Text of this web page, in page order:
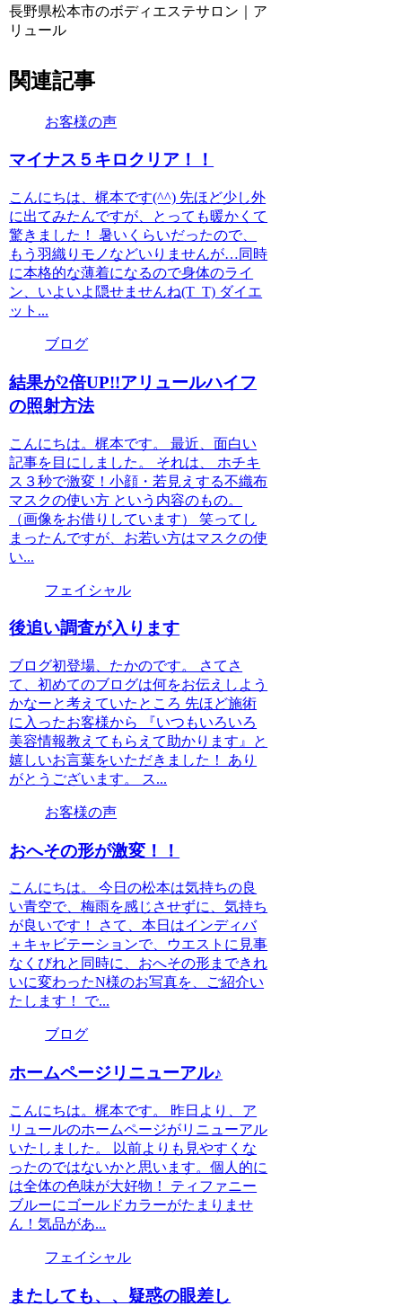
長野県松本市のボディエステサロン｜ア
リュール
関連記事
お客様の声
マイナス５キロクリア！！
こんにちは、梶本です(^^) 先ほど少し外
に出てみたんですが、とっても暖かくて
驚きました！ 暑いくらいだったので、
もう羽織りモノなどいりませんが…同時
に本格的な薄着になるので身体のライ
ン、いよいよ隠せませんね(T_T) ダイエ
ット...
ブログ
結果が2倍UP!!アリュールハイフ
の照射方法
こんにちは。梶本です。 最近、面白い
記事を目にしました。 それは、 ホチキ
ス３秒で激変！小顔・若見えする不織布
マスクの使い方 という内容のもの。
（画像をお借りしています） 笑ってし
まったんですが、お若い方はマスクの使
い...
フェイシャル
後追い調査が入ります
ブログ初登場、たかのです。 さてさ
て、初めてのブログは何をお伝えしよう
かなーと考えていたところ 先ほど施術
に入ったお客様から 『いつもいろいろ
美容情報教えてもらえて助かります』と
嬉しいお言葉をいただきました！ あり
がとうございます。 ス...
お客様の声
おへその形が激変！！
こんにちは。 今日の松本は気持ちの良
い青空で、梅雨を感じさせずに、気持ち
が良いです！ さて、本日はインディバ
＋キャビテーションで、ウエストに見事
なくびれと同時に、おへその形まできれ
いに変わったN様のお写真を、ご紹介い
たします！ で...
ブログ
ホームページリニューアル♪
こんにちは。梶本です。 昨日より、ア
リュールのホームページがリニューアル
いたしました。 以前よりも見やすくな
ったのではないかと思います。個人的に
は全体の色味が大好物！ ティファニー
ブルーにゴールドカラーがたまりませ
ん！気品があ...
フェイシャル
またしても、、疑惑の眼差し